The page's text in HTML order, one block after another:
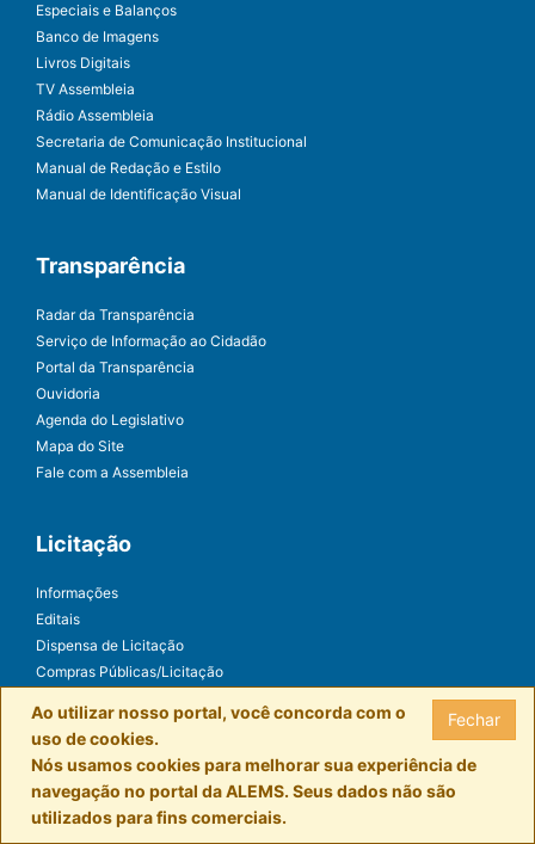
Especiais e Balanços
Banco de Imagens
Livros Digitais
TV Assembleia
Rádio Assembleia
Secretaria de Comunicação Institucional
Manual de Redação e Estilo
Manual de Identificação Visual
Transparência
Radar da Transparência
Serviço de Informação ao Cidadão
Portal da Transparência
Ouvidoria
Agenda do Legislativo
Mapa do Site
Fale com a Assembleia
Licitação
Informações
Editais
Dispensa de Licitação
Compras Públicas/Licitação
Fechar
Ao utilizar nosso portal, você concorda com o
uso de cookies.
Nós usamos cookies para melhorar sua experiência de
navegação no portal da ALEMS. Seus dados não são
utilizados para fins comerciais.